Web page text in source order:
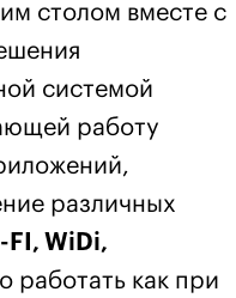
столом вместе с
системой
работу
различных
FI, WiDi,
работать как при